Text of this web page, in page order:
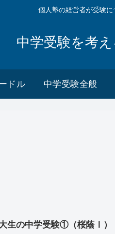
個人塾の経営者が受験
中学受験を考
ドル 中学受験全般
生の中学受験①（桜蔭Ⅰ）